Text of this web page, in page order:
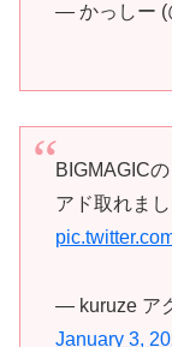
— かっしー
BIGMAGIC
アド取れま
— kuruze ア
January 3,